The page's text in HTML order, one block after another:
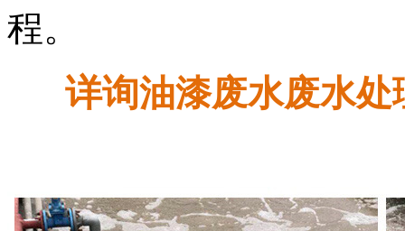
程。
详询油漆废水废水处